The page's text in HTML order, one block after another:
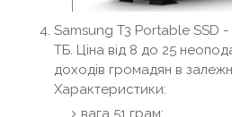
Samsung T3 Portable SSD -
ТБ. Ціна від 8 до 25
доходів громадян в
Характеристики:
вага 51 грам;